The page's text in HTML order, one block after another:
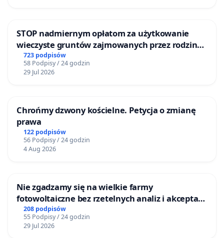
STOP nadmiernym opłatom za użytkowanie
wieczyste gruntów zajmowanych przez rodzinne
ogrody działkowe.
723 podpisów
58 Podpisy / 24 godzin
29 Jul 2026
Chrońmy dzwony kościelne. Petycja o zmianę
prawa
122 podpisów
56 Podpisy / 24 godzin
4 Aug 2026
Nie zgadzamy się na wielkie farmy
fotowoltaiczne bez rzetelnych analiz i akceptacji
mieszkańców
208 podpisów
55 Podpisy / 24 godzin
29 Jul 2026